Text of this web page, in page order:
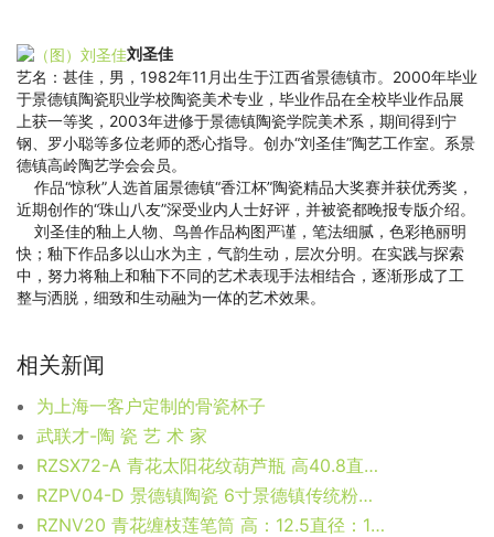
刘圣佳
艺名：甚佳，男，1982年11月出生于江西省景德镇市。2000年毕业
于景德镇陶瓷职业学校陶瓷美术专业，毕业作品在全校毕业作品展
上获一等奖，2003年进修于景德镇陶瓷学院美术系，期间得到宁
钢、罗小聪等多位老师的悉心指导。创办“刘圣佳”陶艺工作室。系景
德镇高岭陶艺学会会员。
作品“惊秋”人选首届景德镇“香江杯”陶瓷精品大奖赛并获优秀奖，
近期创作的“珠山八友”深受业内人士好评，并被瓷都晚报专版介绍。
刘圣佳的釉上人物、鸟兽作品构图严谨，笔法细腻，色彩艳丽明
快；釉下作品多以山水为主，气韵生动，层次分明。在实践与探索
中，努力将釉上和釉下不同的艺术表现手法相结合，逐渐形成了工
整与洒脱，细致和生动融为一体的艺术效果。
相关新闻
为上海一客户定制的骨瓷杯子
武联才-陶 瓷 艺 术 家
RZSX72-A 青花太阳花纹葫芦瓶 高40.8直径25.3底径11.4重量4KG
RZPV04-D 景德镇陶瓷 6寸景德镇传统粉彩怀古万寿无疆陶瓷赏盘摆件
RZNV20 青花缠枝莲笔筒 高：12.5直径：12口径：底径：重量：KG